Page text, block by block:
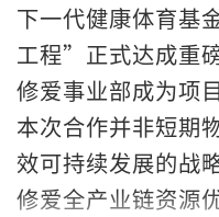
下一代健康体育基
工程”正式达成重
修爱事业部成为项
本次合作并非短期
效可持续发展的战
修爱全产业链资源